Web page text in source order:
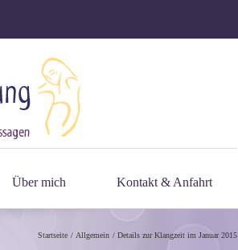
Über mich Kontakt & Anfahrt
Startseite Allgemein Details zur Klangzeit im Januar 2015